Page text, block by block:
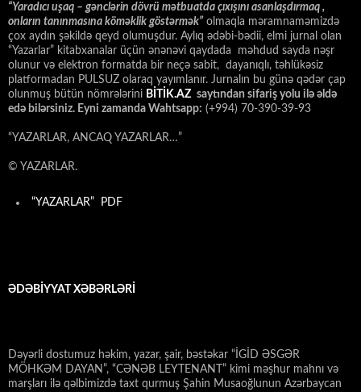
“Yaradıcı uşaq – gәnclәrin dövrü mәtbuatda çıxışını asanlaşdırmaq ,
onların tanınmasına kömәklik göstәrmәk” olmaqla məramnaməmizdə
çox aydın şəkildə qeyd olumuşdur. Aylıq ədəbi-bədii, elmi jurnal olan
“Yazarlar” kitabxanalar üçün ənənəvi qaydada məhdud sayda nəşr
olunur və elektron formatda bir neçə sabit, dayanıqlı, təhlükəsiz
platformadan PULSUZ olaraq yayımlanır. Jurnalın bu günə qədər çap
olunmuş bütün nömrələrini BİTİK.AZ saytından sifariş yolu ilə əldə
edə bilərsiniz. Eyni zamanda Wahtsapp: (+994) 70-390-39-93
“YAZARLAR, ANCAQ YAZARLAR…”
© YAZARLAR.
“YAZARLAR” PDF
ƏDƏBİYYAT XƏBƏRLƏRİ
Dəyərli dostumuz həkim, yazar, şair, bəstəkar “İGİD ƏSGƏR
MÖHKƏM DAYAN”, “CƏNƏB LEYTENANT” kimi məşhur mahnı və
marşları ilə qəlbimizdə taxt qurmuş Şahin Musaoğlunun Azərbaycan